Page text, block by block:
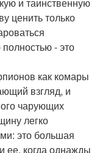
ценить только
- это
как комары
взгляд, и
чарующих
легко
это большая
ее, когда однажды